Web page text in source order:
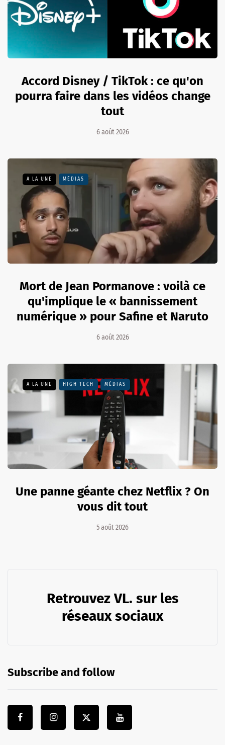
Accord Disney / TikTok : ce qu'on
pourra faire dans les vidéos change
tout
6 août 2026
A LA UNE MÉDIAS
Mort de Jean Pormanove : voilà ce
qu'implique le « bannissement
numérique » pour Safine et Naruto
6 août 2026
A LA UNE HIGH TECH MÉDIAS
Une panne géante chez Netflix ? On
vous dit tout
5 août 2026
Retrouvez VL. sur les
réseaux sociaux
Subscribe and follow